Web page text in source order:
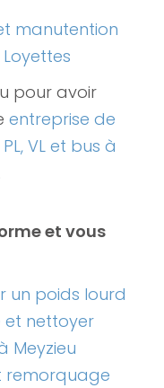
manutention
pour avoir
entreprise de
VL et bus à
et vous
un poids lourd
et nettoyer
Meyzieu
remorquage